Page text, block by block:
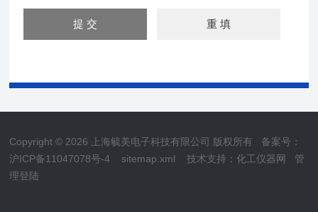
Copyright © 2026 上海毓美电子科技有限公司 版权所有 备案号：
沪ICP备11047078号-4
sitemap.xml 技术支持：化工仪器网
管
理登陆